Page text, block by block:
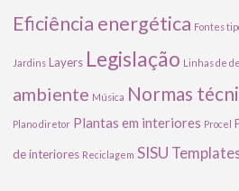
Eficiência energética Fontes
Jardins Layers Legislação Linhas de
ambiente Música Normas
Plano diretor Plantas em interiores Procel
de interiores Reciclagem SISU